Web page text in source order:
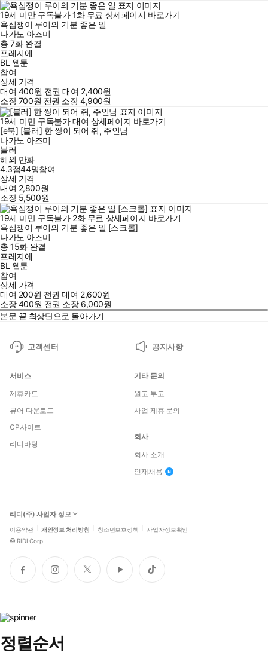
19세 미만 구독불가 1화 무료 상세페이지 바로가기
욕심쟁이 루이의 기분 좋은 일
나가노 아즈미
총 7화 완결
프레지에
BL 웹툰
참여
상세 가격
대여 400원 전권 대여 2,400원
소장700원 전권 소장4,900원
19세 미만 구독불가 대여 상세페이지 바로가기
[e북] [블러] 한 쌍이 되어 줘, 주인님
나가노 아즈미
블러
해외 만화
4.3점44명참여
상세 가격
대여 2,800원
소장 5,500원
19세 미만 구독불가 2화 무료 상세페이지 바로가기
욕심쟁이 루이의 기분 좋은 일 [스크롤]
나가노 아즈미
총 15화 완결
프레지에
BL 웹툰
참여
상세 가격
대여 200원 전권 대여 2,600원
소장400원 전권 소장 6,000원
본문 끝 최상단으로 돌아가기
고객센터 공지사항
서비스
제휴카드
뷰어 다운로드
CP사이트
리디바탕
기타 문의
원고 투고
사업 제휴 문의
회사
회사 소개
인재채용
리디(주) 사업자 정보
이용약관 개인정보 처리방침 청소년보호정책 사업자정보확인
© RIDI Corp.
페
이
인
스
트
위
유
튜
틱
톡
정렬순서